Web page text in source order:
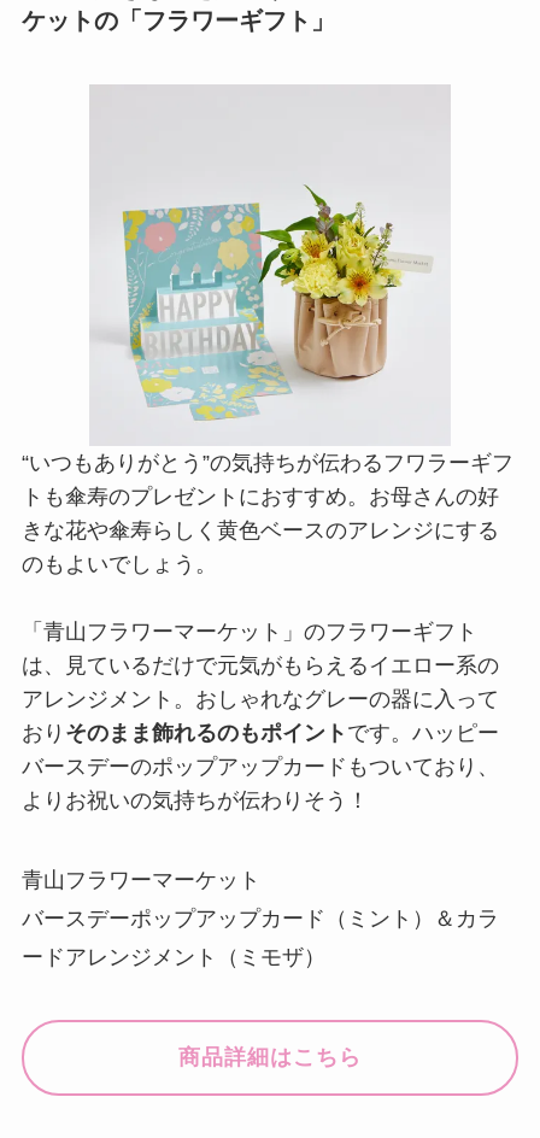
ケットの「フラワーギフト」
“いつもありがとう”の気持ちが伝わるフワラーギフ
トも傘寿のプレゼントにおすすめ。お母さんの好
きな花や傘寿らしく黄色ベースのアレンジにする
のもよいでしょう。
「青山フラワーマーケット」のフラワーギフト
は、見ているだけで元気がもらえるイエロー系の
アレンジメント。おしゃれなグレーの器に入って
おり そのまま飾れるのもポイント です。ハッピー
バースデーのポップアップカードもついており、
よりお祝いの気持ちが伝わりそう！
青山フラワーマーケット
バースデーポップアップカード（ミント）＆カラ
ードアレンジメント（ミモザ）
商品詳細はこちら